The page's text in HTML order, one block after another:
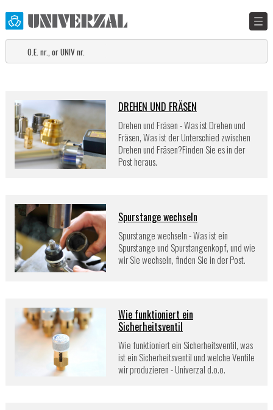
DREHEN UND FRÄSEN
Drehen und Fräsen - Was ist Drehen und
Fräsen, Was ist der Unterschied zwischen
Drehen und Fräsen?Finden Sie es in der
Post heraus.
Spurstange wechseln
Spurstange wechseln - Was ist ein
Spurstange und Spurstangenkopf, und wie
wir Sie wechseln, finden Sie in der Post.
Wie funktioniert ein
Sicherheitsventil
Wie funktioniert ein Sicherheitsventil, was
ist ein Sicherheitsventil und welche Ventile
wir produzieren - Univerzal d.o.o.